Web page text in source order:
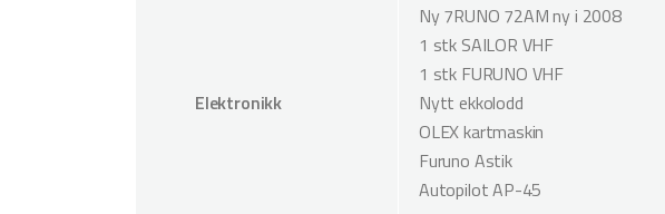
Elektronikk
Ny 7RUNO 72AM ny i 2008
1 stk SAILOR VHF
1 stk FURUNO VHF
Nytt ekkolodd
OLEX kartmaskin
Furuno Astik
Autopilot AP-45